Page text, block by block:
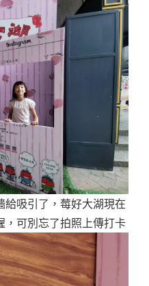
給吸引了，莓好大湖現在
，可別忘了拍照上傳打卡